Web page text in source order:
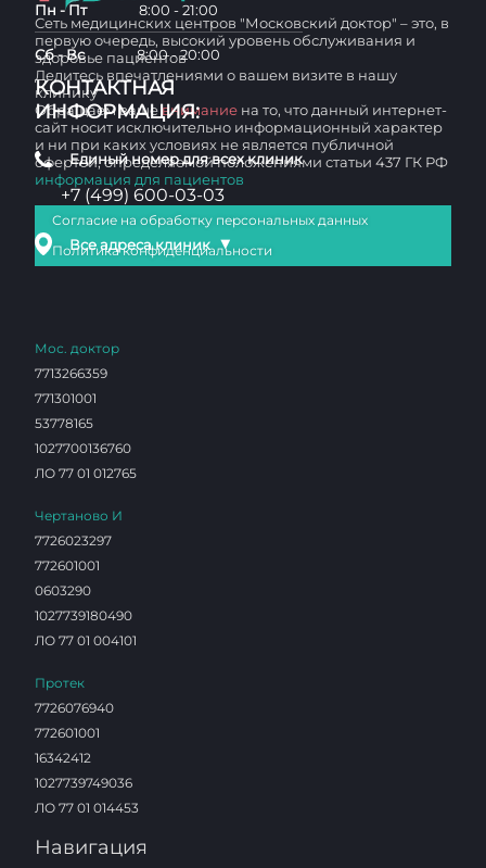
Пн - Пт 8:00 - 21:00
Сб - Вс 8:00 - 20:00
КОНТАКТНАЯ
ИНФОРМАЦИЯ:
Единый номер для всех клиник
+7 (499) 600-03-03
Все адреса клиник ▼
Сеть медицинских центров "Московский доктор" – это, в
первую очередь, высокий уровень обслуживания и
здоровье пациентов
Делитесь впечатлениями о вашем визите в нашу
клинику
Обращаем вашевнимание на то, что данный интернет-
сайт носит исключительно информационный характер
и ни при каких условиях не является публичной
офертой, определяемой положениями статьи 437 ГК РФ
информация для пациентов
Согласие на обработку персональных данных
Политика конфиденциальности
Мос. доктор
7713266359
771301001
53778165
1027700136760
ЛО 77 01 012765
Чертаново И
7726023297
772601001
0603290
1027739180490
ЛО 77 01 004101
Протек
7726076940
772601001
16342412
1027739749036
ЛО 77 01 014453
Навигация